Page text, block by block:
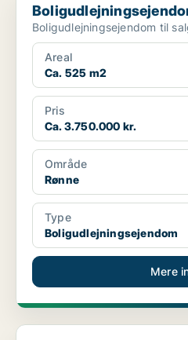
Boligudlejningsejendom til
Areal
Ca. 525 m2
Pris
Ca. 3.750.000 kr.
Område
Rønne
Type
Boligudlejningsejendom
Mere
Ejendom i Rønne